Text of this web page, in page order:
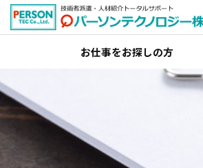
お仕事をお探しの方